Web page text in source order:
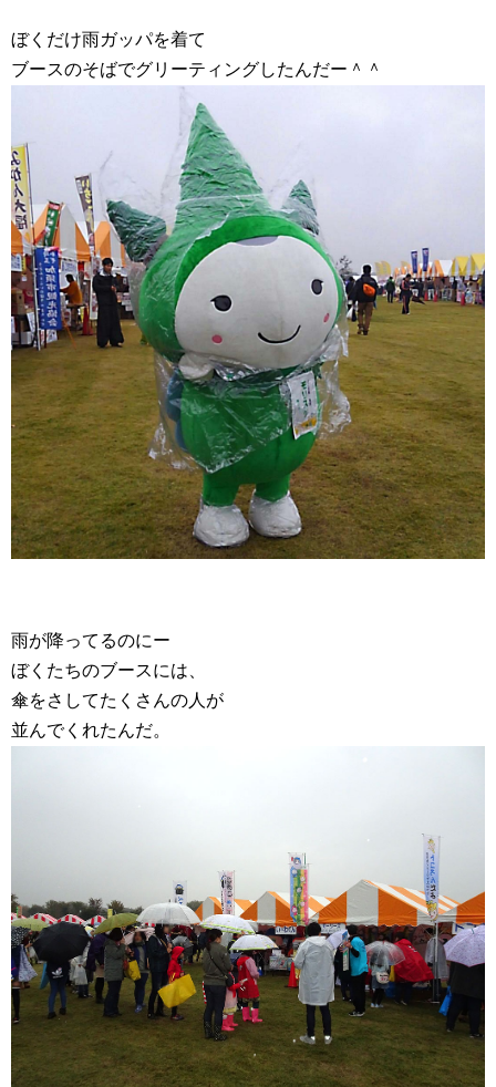
ぼくだけ雨ガッパを着て
ブースのそばでグリーティングしたんだー＾＾
雨が降ってるのにー
ぼくたちのブースには、
傘をさしてたくさんの人が
並んでくれたんだ。